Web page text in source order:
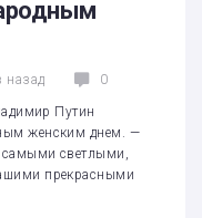
назад 0
Путин
женским днем. —
самыми светлыми,
прекрасными